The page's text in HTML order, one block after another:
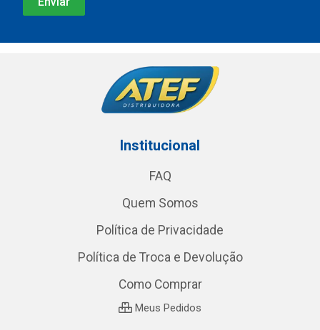
Institucional
FAQ
Quem Somos
Política de Privacidade
Política de Troca e Devolução
Como Comprar
Meus Pedidos